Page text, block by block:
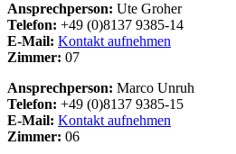
Ansprechperson: Ute Groher
Telefon: +49 (0)8137 9385-14
E-Mail: Kontakt aufnehmen
Zimmer: 07
Ansprechperson: Marco Unruh
Telefon: +49 (0)8137 9385-15
E-Mail: Kontakt aufnehmen
Zimmer: 06